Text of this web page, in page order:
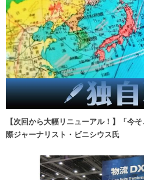
【次回から大幅リニューアル！】「今
際ジャーナリスト・ビニシウス氏